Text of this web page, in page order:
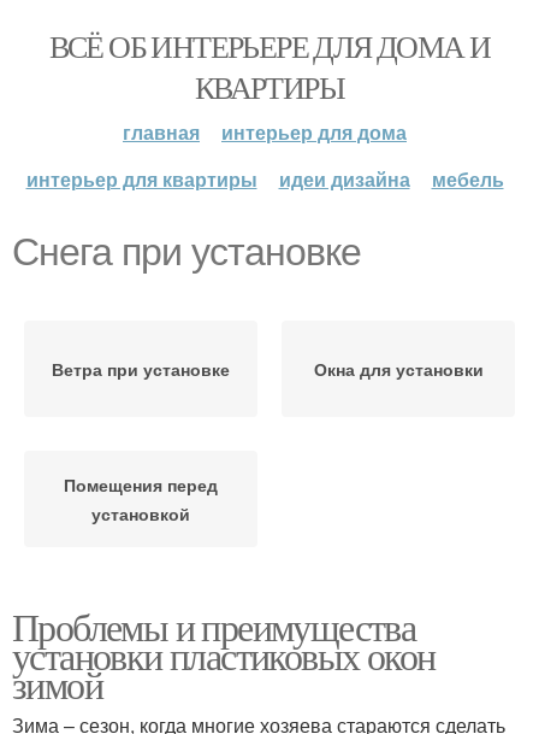
ВСЁ ОБ ИНТЕРЬЕРЕ ДЛЯ ДОМА И
КВАРТИРЫ
главная
интерьер для дома
интерьер для квартиры
идеи дизайна мебель
Снега при установке
Ветра при установке Окна для установки
Помещения перед
установкой
Проблемы и преимущества
установки пластиковых окон
зимой
Зима – сезон, когда многие хозяева стараются сделать